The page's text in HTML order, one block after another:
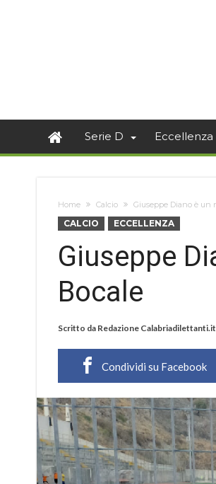
Serie D Eccellenza
Home Calcio Giuseppe Diano è un
CALCIO ECCELLENZA
Giuseppe
Bocale
Scritto da Redazione Calabriadilettanti.it
Condividi su Facebook